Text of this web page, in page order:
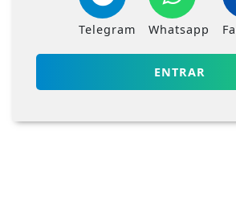
Telegram Whatsapp
ENTRAR